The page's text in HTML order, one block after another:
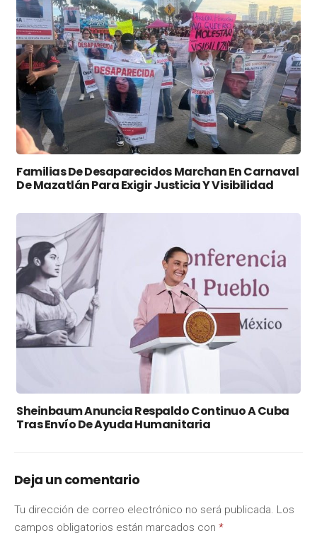
Familias De Desaparecidos Marchan En Carnaval
De Mazatlán Para Exigir Justicia Y Visibilidad
Sheinbaum Anuncia Respaldo Continuo A Cuba
Tras Envío De Ayuda Humanitaria
Deja un comentario
Tu dirección de correo electrónico no será publicada. Los
campos obligatorios están marcados con *